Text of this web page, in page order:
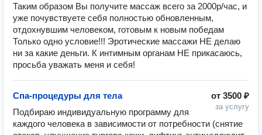
Таким образом Вы получите массаж всего за 2000р/час, и
уже почувствуете себя полностью обновленным,
отдохнувшим человеком, готовым к новым победам
Только одно условие!!! Эротические массажи НЕ делаю
ни за какие деньги. К интимным органам НЕ прикасаюсь,
просьба уважать меня и себя!
от 3500 ₽
за услугу
Спа-процедуры для тела
Подбираю индивидуальную программу для
каждого человека в зависимости от потребности (снятие